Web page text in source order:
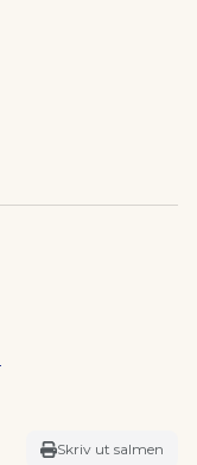
Skriv ut salmen